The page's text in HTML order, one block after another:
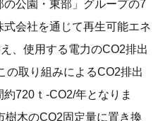
公園・東部」グループの7
会社を通じて再生可能エネ
、使用する電力のCO2排出
の取り組みによるCO2排出
720ｔ-CO2/年となりま
樹木のCO2固定量に置き換